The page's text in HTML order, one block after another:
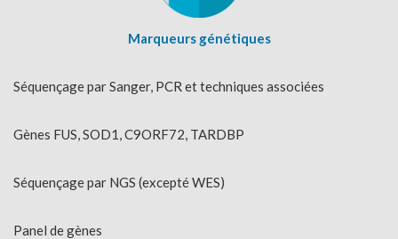
Marqueurs génétiques
Séquençage par Sanger, PCR et techniques associées
Gènes FUS, SOD1, C9ORF72, TARDBP
Séquençage par NGS (excepté WES)
Panel de gènes